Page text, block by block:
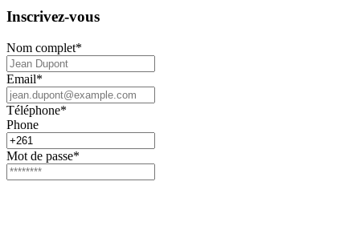
Inscrivez-vous
Nom complet*
Email*
Téléphone*
Phone
Mot de passe*